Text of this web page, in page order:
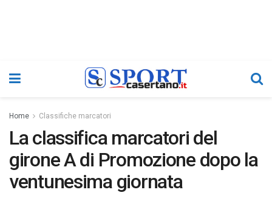
Home Classifiche marcatori
La classifica marcatori del
girone A di Promozione dopo la
ventunesima giornata